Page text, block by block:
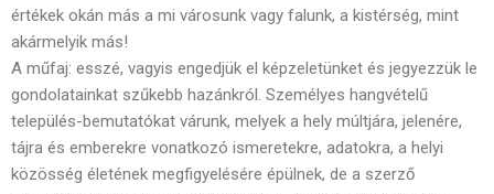
értékek okán más a mi városunk vagy falunk, a kistérség, mint
akármelyik más!
A műfaj: esszé, vagyis engedjük el képzeletünket és jegyezzük le
gondolatainkat szűkebb hazánkról. Személyes hangvételű
település-bemutatókat várunk, melyek a hely múltjára, jelenére,
tájra és emberekre vonatkozó ismeretekre, adatokra, a helyi
közösség életének megfigyelésére épülnek, de a szerző